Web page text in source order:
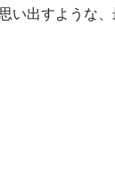
出すような